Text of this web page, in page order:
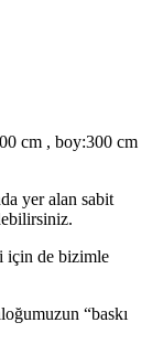
cm , boy:300 cm
yer alan sabit
için de bizimle
“baskı